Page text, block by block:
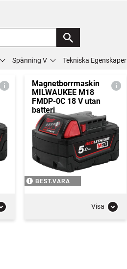
Spänning V Tekniska Egenskaper
Magnetborrmaskin
MILWAUKEE M18
FMDP-0C 18 V utan
batteri
BEST.VARA
Visa